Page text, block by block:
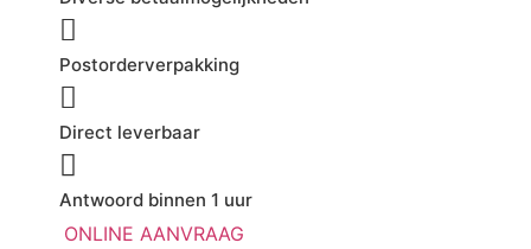
Postorderverpakking
Direct leverbaar
Antwoord binnen 1 uur
ONLINE AANVRAAG